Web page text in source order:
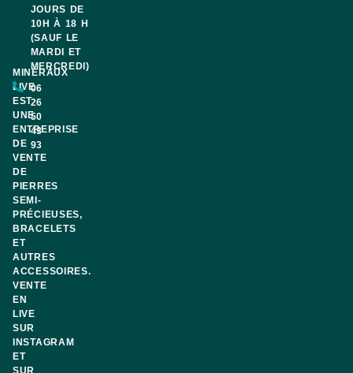
MINERAUX
LIVE
EST
UNE
ENTREPRISE
DE
VENTE
DE
PIERRES
SEMI-
PRÉCIEUSES,
BRACELETS
ET
AUTRES
ACCESSOIRES.
VENTE
EN
LIVE
SUR
INSTAGRAM
ET
SUR
JOURS DE
10H À 18 H
(SAUF LE
MARDI ET
MERCREDI)
06
26
50
43
93